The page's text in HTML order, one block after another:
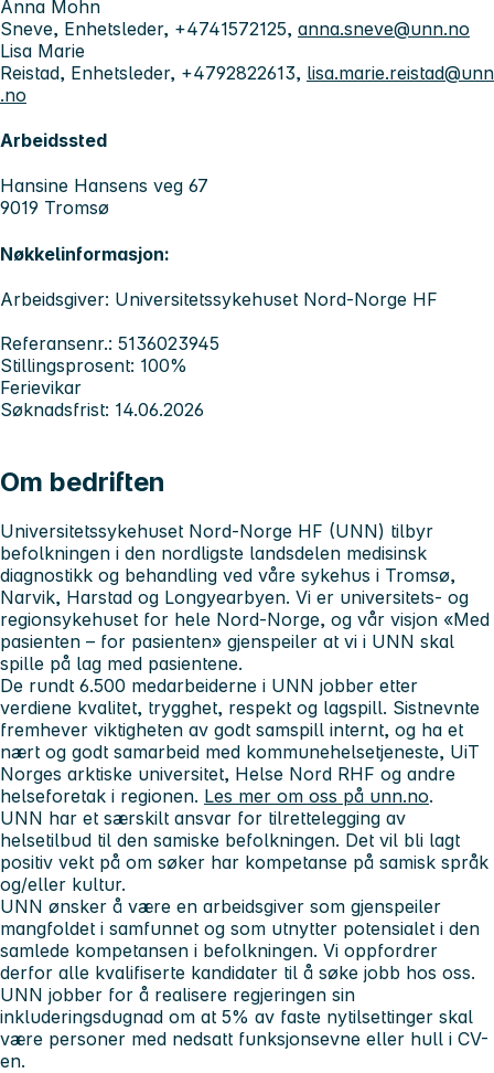
Anna Mohn
Sneve, Enhetsleder, +4741572125, anna.sneve@unn.no
Lisa Marie
Reistad, Enhetsleder, +4792822613, lisa.marie.reistad@unn
.no
Arbeidssted
Hansine Hansens veg 67
9019 Tromsø
Nøkkelinformasjon:
Arbeidsgiver: Universitetssykehuset Nord-Norge HF
Referansenr.: 5136023945
Stillingsprosent: 100%
Ferievikar
Søknadsfrist: 14.06.2026
Om bedriften
Universitetssykehuset Nord-Norge HF (UNN) tilbyr
befolkningen i den nordligste landsdelen medisinsk
diagnostikk og behandling ved våre sykehus i Tromsø,
Narvik, Harstad og Longyearbyen. Vi er universitets- og
regionsykehuset for hele Nord-Norge, og vår visjon «Med
pasienten – for pasienten» gjenspeiler at vi i UNN skal
spille på lag med pasientene.
De rundt 6.500 medarbeiderne i UNN jobber etter
verdiene kvalitet, trygghet, respekt og lagspill. Sistnevnte
fremhever viktigheten av godt samspill internt, og ha et
nært og godt samarbeid med kommunehelsetjeneste, UiT
Norges arktiske universitet, Helse Nord RHF og andre
helseforetak i regionen. Les mer om oss på unn.no.
UNN har et særskilt ansvar for tilrettelegging av
helsetilbud til den samiske befolkningen. Det vil bli lagt
positiv vekt på om søker har kompetanse på samisk språk
og/eller kultur.
UNN ønsker å være en arbeidsgiver som gjenspeiler
mangfoldet i samfunnet og som utnytter potensialet i den
samlede kompetansen i befolkningen. Vi oppfordrer
derfor alle kvalifiserte kandidater til å søke jobb hos oss.
UNN jobber for å realisere regjeringen sin
inkluderingsdugnad om at 5% av faste nytilsettinger skal
være personer med nedsatt funksjonsevne eller hull i CV-
en.